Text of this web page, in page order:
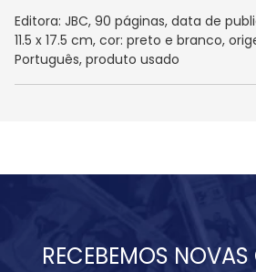
Editora: JBC, 90 páginas, data de
11.5 x 17.5 cm, cor: preto e branco,
Português, produto usado
RECEBEMOS